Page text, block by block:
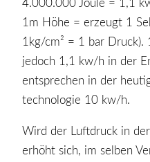
4.000.000 Joule = 1,1
1m Höhe = erzeugt 1
1kg/cm² = 1 bar
jedoch 1,1 kw/h in der
entsprechen in der
technologie 10 kw/h.
Wird der Luftdruck in
erhöht sich, im selben